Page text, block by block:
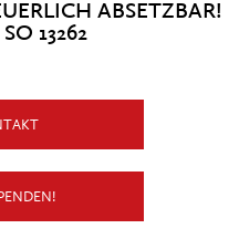
ABSETZBAR!
13262